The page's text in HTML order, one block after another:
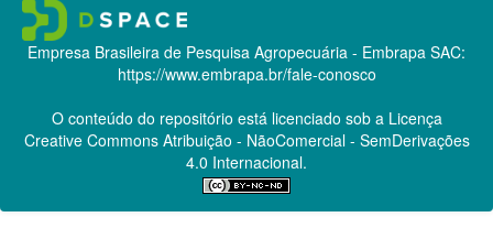
Empresa Brasileira de Pesquisa Agropecuária - Embrapa SAC:
https://www.embrapa.br/fale-conosco
O conteúdo do repositório está licenciado sob a Licença
Creative CommonsAtribuição - NãoComercial - SemDerivações
4.0 Internacional.